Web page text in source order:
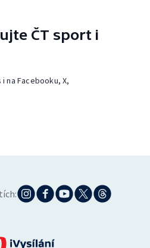
ČT sport i
na Facebooku, X,